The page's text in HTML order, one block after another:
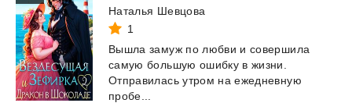
Наталья Шевцова
1
Вышла замуж по любви и совершила
самую большую ошибку в жизни.
Отправилась утром на ежедневную
пробе...